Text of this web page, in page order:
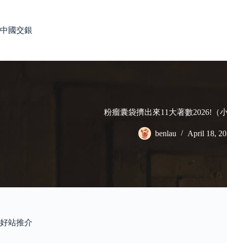
中國交銀
粉瘤囊袋擠出來11大著數2026!（
benlau April 18,
好站推介